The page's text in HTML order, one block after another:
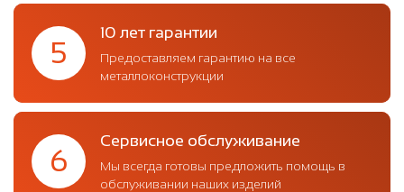
5
10 лет гарантии
Предоставляем гарантию на все
металлоконструкции
6
Сервисное обслуживание
Мы всегда готовы предложить помощь в
обслуживании наших изделий